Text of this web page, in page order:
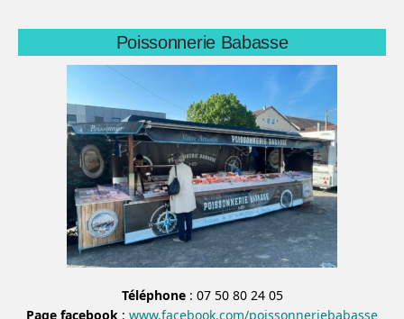
Poissonnerie Babasse
Téléphone: 07 50 80 24 05
Page facebook : www.facebook.com/poissonneriebabasse